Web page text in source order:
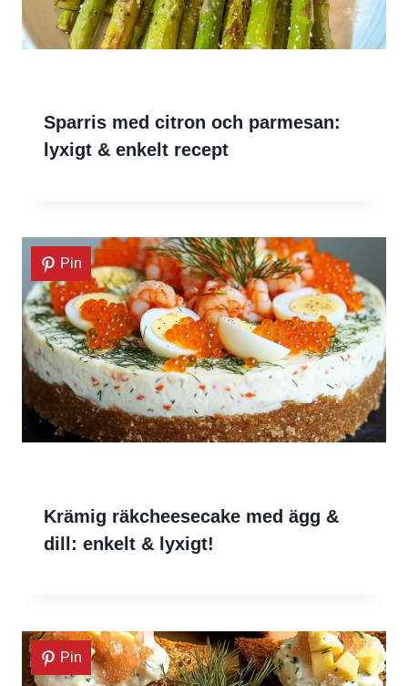
Sparris med citron och parmesan:
lyxigt & enkelt recept
Pin
Krämig räkcheesecake med ägg &
dill: enkelt & lyxigt!
Pin